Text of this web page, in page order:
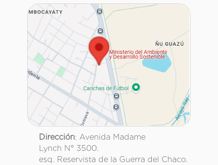
Dirección: Avenida Madame
Lynch N° 3500.
esq. Reservista de la Guerra del Chaco.